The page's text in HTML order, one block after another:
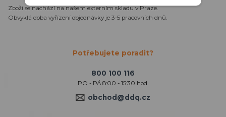
Zboží se nachází na našem externím skladu v Praze.
Obvyklá doba vyřízení objednávky je 3-5 pracovních dnů.
Potřebujete poradit?
800 100 116
PO - PÁ 8:00 - 15:30 hod.
obchod@ddq.cz